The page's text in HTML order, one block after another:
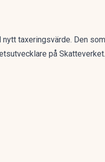
taxeringsvärde. Den
på Skatteverket.